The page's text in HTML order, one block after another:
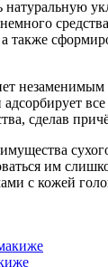
натуральную
также
незаменимым
сделав
им
с кожей